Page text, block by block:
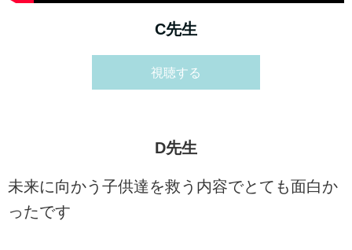
C先生
視聴する
D先生
未来に向かう子供達を救う内容でとても面白か
ったです